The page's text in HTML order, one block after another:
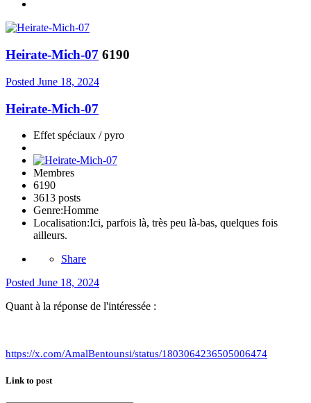
Heirate-Mich-07 6190
Posted June 18, 2024
Heirate-Mich-07
Effet spéciaux / pyro
Membres
6190
3613 posts
Genre:Homme
Localisation:Ici, parfois là, très peu là-bas, quelques fois
ailleurs.
Share
Posted June 18, 2024
Quant à la réponse de l'intéressée :
https://x.com/AmalBentounsi/status/1803064236505006474
Link to post